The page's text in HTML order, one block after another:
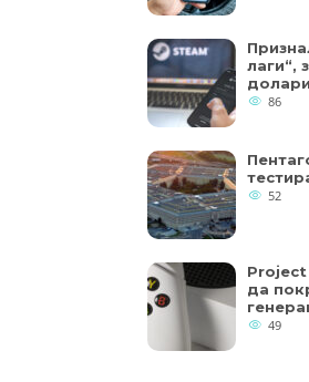
лаги“,
долари
86
52
да
49